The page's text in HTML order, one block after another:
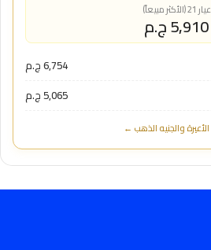
عيار 21 (الأكثر مبيعاً)
5,910 ج.م
6,754 ج.م
5,065 ج.م
والجنيه الذهب ←